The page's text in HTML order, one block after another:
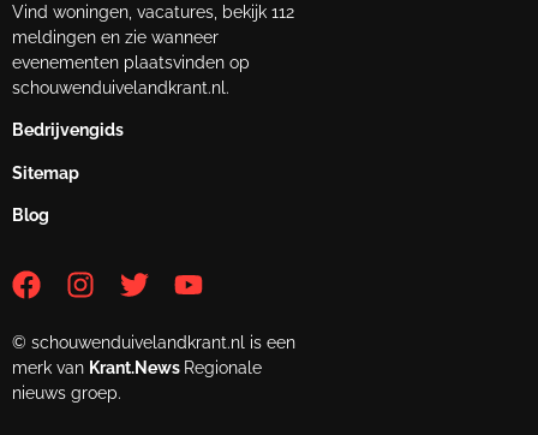
Vind woningen, vacatures, bekijk 112
meldingen en zie wanneer
evenementen plaatsvinden op
schouwenduivelandkrant.nl.
Bedrijvengids
Sitemap
Blog
© schouwenduivelandkrant.nl is een
merk van Krant.News Regionale
nieuws groep.